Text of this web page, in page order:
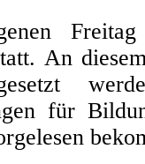
An
für